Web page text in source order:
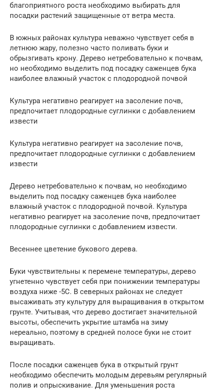
благоприятного роста необходимо выбирать для
посадки растений защищенные от ветра места.
В южных районах культура неважно чувствует себя в
летнюю жару, полезно часто поливать буки и
обрызгивать крону. Дерево нетребовательно к почвам,
но необходимо выделить под посадку саженцев бука
наиболее влажный участок с плодородной почвой
Культура негативно реагирует на засоление почв,
предпочитает плодородные суглинки с добавлением
извести
Культура негативно реагирует на засоление почв,
предпочитает плодородные суглинки с добавлением
извести
Дерево нетребовательно к почвам, но необходимо
выделить под посадку саженцев бука наиболее
влажный участок с плодородной почвой. Культура
негативно реагирует на засоление почв, предпочитает
плодородные суглинки с добавлением извести.
Весеннее цветение букового дерева.
Буки чувствительны к перемене температуры, дерево
угнетенно чувствует себя при понижении температуры
воздуха ниже -5С. В северных районах не следует
высаживать эту культуру для выращивания в открытом
грунте. Учитывая, что дерево достигает значительной
высоты, обеспечить укрытие штамба на зиму
нереально, поэтому в средней полосе буки не стоит
выращивать.
После посадки саженцев бука в открытый грунт
необходимо обеспечить молодым деревьям регулярный
полив и опрыскивание. Для уменьшения роста